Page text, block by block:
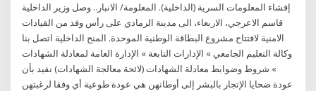
إفشاء المعلومات السرية (الداخلية). المعلومة/ الانبار.. وصل وزير الداخلية
قاسم الاعرجي، الاربعاء، الى مدينة الرمادي على رأس وفد من القيادات
الامنية لافتتاح مشروع البطاقة الوطنية الموحدة. المنح الداخلية اتصل بنا
وكالة التعليم الجامعي » الإدارات التابعة » الإدارة العامة لمعادلة الشهادات
» شروط وضوابط معادلة الشهادات (لائحة معالجة الشهادات) نفيد بأن
عودة ضحايا الإتجار بالبشر إلى أوطانهن هي عودة طوعية أي وفقا لرغبتهن